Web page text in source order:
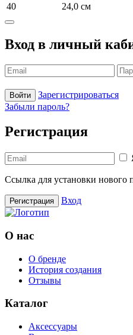
40
24,0 см
Вход в личный
Войти
Зарегистрироваться
Забыли пароль?
Регистрация
Ссылка для установки нового
Регистрация Вход
О нас
О бренде
История создания
Отзывы
Каталог
Аксессуары